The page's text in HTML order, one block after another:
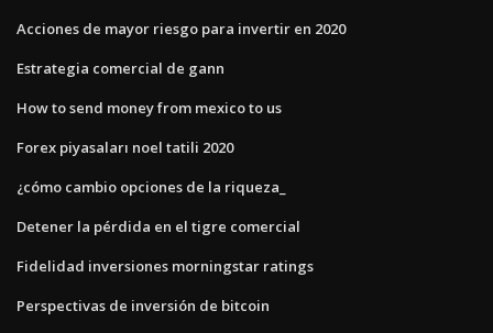
Acciones de mayor riesgo para invertir en 2020
Estrategia comercial de gann
How to send money from mexico to us
Forex piyasaları noel tatili 2020
¿cómo cambio opciones de la riqueza_
Detener la pérdida en el tigre comercial
Fidelidad inversiones morningstar ratings
Perspectivas de inversión de bitcoin